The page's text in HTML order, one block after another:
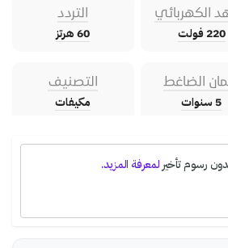
الكهربائي
220 فولت
التردد
60 هرتز
الضاغط
5 سنوات
التصنيف
مكيفات